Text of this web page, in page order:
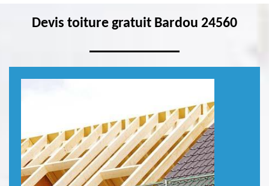
Devis toiture gratuit Bardou 24560